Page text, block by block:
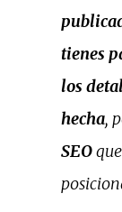
tienes
los
hecha,
SEO